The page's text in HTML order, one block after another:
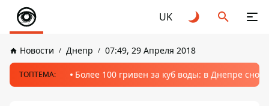
UK
Новости Днепр 07:49, 29 Апреля 2018
ТОПТЕМА: Более 100 гривен за куб воды: в Днепре